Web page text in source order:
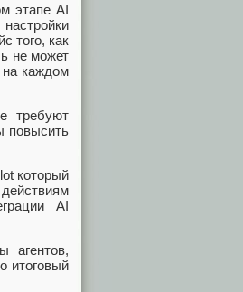
этапе AI
того, как
не может
каждом
требуют
повысить
который
AI
агентов,
итоговый